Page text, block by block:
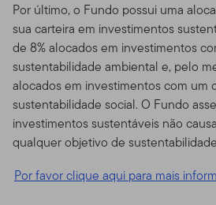
Por último, o Fundo possui uma
sua carteira em investimentos
de 8% alocados em investimentos
sustentabilidade ambiental e, pelo
alocados em investimentos com um
sustentabilidade social. O Fundo
investimentos sustentáveis não
qualquer objetivo de
Por favor clique aqui para mais